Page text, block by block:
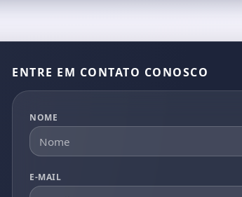
ENTRE EM CONTATO CONOSCO
NOME
E-MAIL